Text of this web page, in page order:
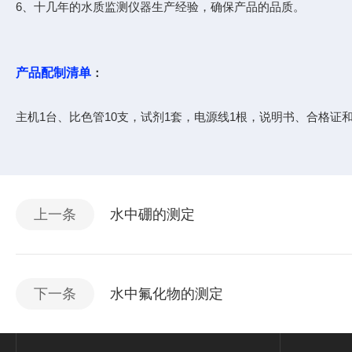
6、十几年的水质监测仪器生产经验，确保产品的品质。
产品配制清单 ：
主机1台、比色管10支，试剂1套，电源线1根，说明书、合格证
上一条 水中硼的测定
下一条 水中氟化物的测定